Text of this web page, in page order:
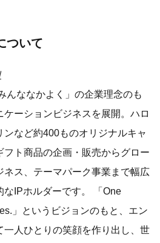
ついて
んななかよく」の企業理念のも
ーションビジネスを展開。ハロ
など約400ものオリジナルキャ
フト商品の企画・販売からグロー
ネス、テーマパーク事業まで幅広
なIPホルダーです。 「One
」というビジョンのもと、エン
一人ひとりの笑顔を作り出し、世